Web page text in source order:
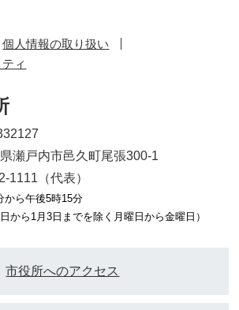
個人情報の取り扱い
ィ
瀬戸内市邑久町尾張300-1
1111（代表）
から午後5時15分
から1月3日までを除く月曜日から金曜日）
市役所へのアクセス